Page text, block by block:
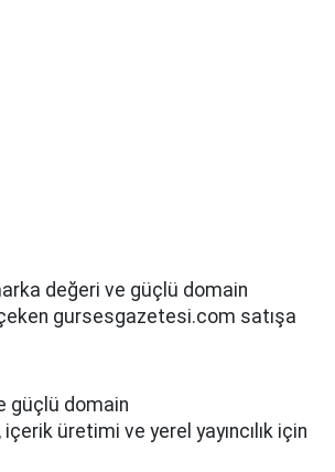
değeri ve güçlü domain
gursesgazetesi.com satışa
güçlü domain
üretimi ve yerel yayıncılık için